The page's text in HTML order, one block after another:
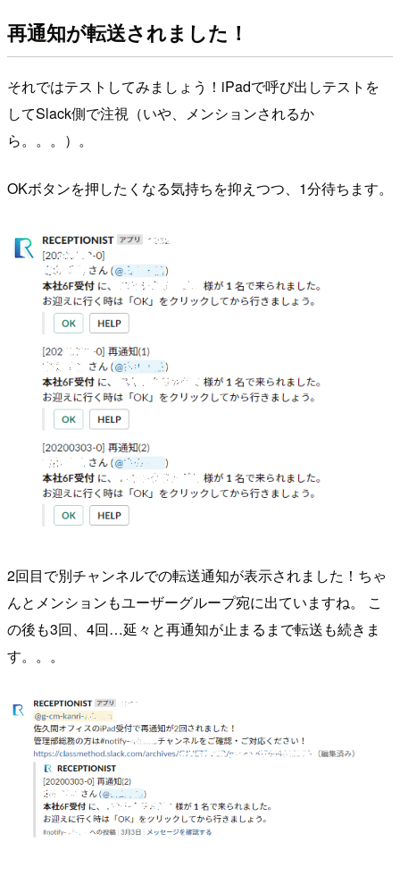
再通知が転送されました！
それではテストしてみましょう！iPadで呼び出しテストを
してSlack側で注視（いや、メンションされるか
ら。。。）。
OKボタンを押したくなる気持ちを抑えつつ、1分待ちます。
2回目で別チャンネルでの転送通知が表示されました！ちゃ
んとメンションもユーザーグループ宛に出ていますね。 こ
の後も3回、4回…延々と再通知が止まるまで転送も続きま
す。。。